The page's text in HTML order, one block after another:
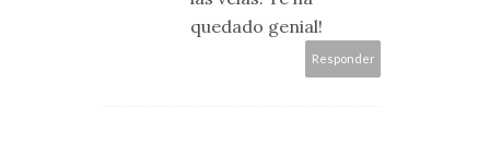
quedado genial!
Responder